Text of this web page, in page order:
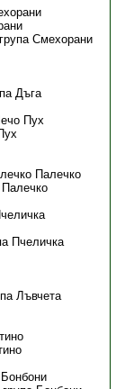
Смехорани
Дъга
Пух
Палечко
Пчеличка
Лъвчета